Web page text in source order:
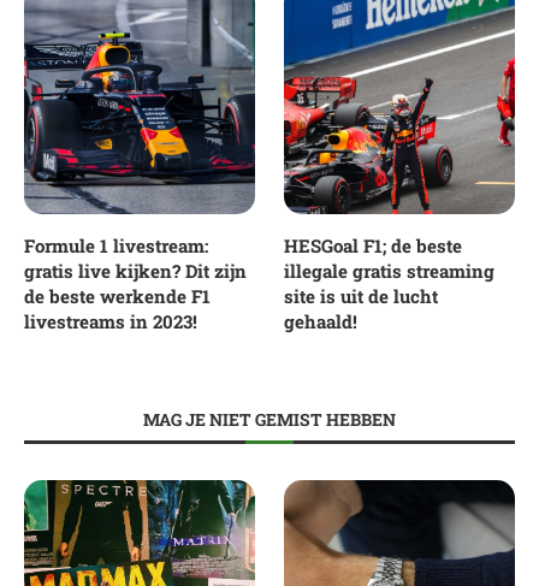
Formule 1 livestream:
gratis live kijken? Dit zijn
de beste werkende F1
livestreams in 2023!
HESGoal F1; de beste
illegale gratis streaming
site is uit de lucht
gehaald!
MAG JE NIET GEMIST HEBBEN